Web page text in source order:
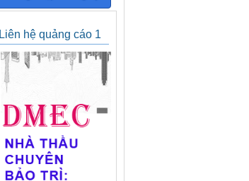
Liên hệ quảng cáo 1